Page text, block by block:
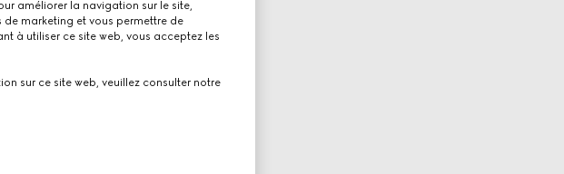
améliorer la navigation sur le site,
marketing et vous permettre de
à utiliser ce site web, vous acceptez les
sur ce site web, veuillez consulter notre